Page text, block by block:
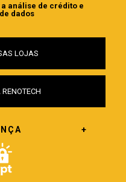
análise de crédito e
dados
LOJAS